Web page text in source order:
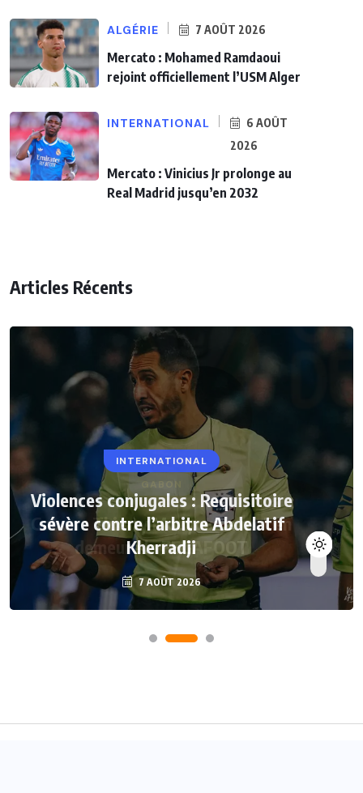
ALGÉRIE 7 AOÛT 2026
Mercato : Mohamed Ramdaoui
rejoint officiellement l’USM Alger
INTERNATIONAL
6 AOÛT
2026
Mercato : Vinicius Jr prolonge au
Real Madrid jusqu’en 2032
Articles Récents
INTERNATIONAL
Violences conjugales : Requisitoire
sévère contre l’arbitre Abdelatif
Kherradji
7 AOÛT 2026